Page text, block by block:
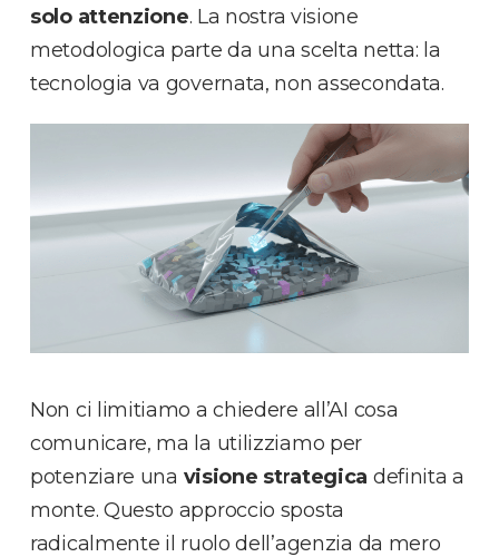
solo attenzione. La nostra visione
metodologica parte da una scelta netta: la
tecnologia va governata, non assecondata.
Non ci limitiamo a chiedere all’AI cosa
comunicare, ma la utilizziamo per
potenziare una visione strategica definita a
monte. Questo approccio sposta
radicalmente il ruolo dell’agenzia da mero